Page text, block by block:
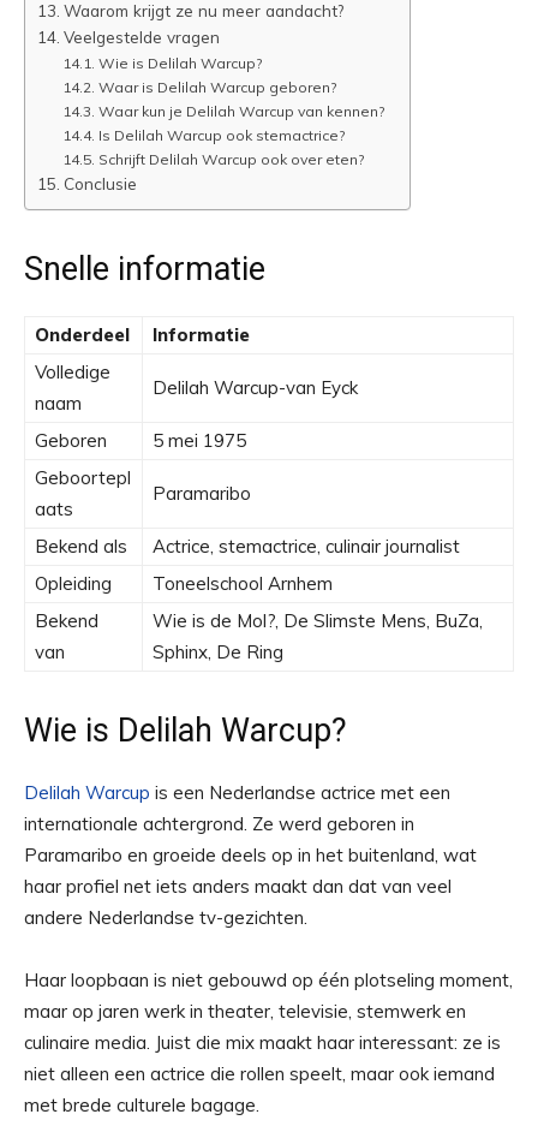
Waarom krijgt ze nu meer aandacht?
Veelgestelde vragen
Wie is Delilah Warcup?
Waar is Delilah Warcup geboren?
Waar kun je Delilah Warcup van kennen?
Is Delilah Warcup ook stemactrice?
Schrijft Delilah Warcup ook over eten?
Conclusie
Snelle informatie
Onderdeel
Informatie
Volledige
naam
Delilah Warcup-van Eyck
Geboren
5 mei 1975
Geboortepl
aats
Paramaribo
Bekend als
Actrice, stemactrice, culinair journalist
Opleiding
Toneelschool Arnhem
Bekend
van
Wie is de Mol?, De Slimste Mens, BuZa,
Sphinx, De Ring
Wie is Delilah Warcup?
Delilah Warcup is een Nederlandse actrice met een
internationale achtergrond. Ze werd geboren in
Paramaribo en groeide deels op in het buitenland, wat
haar profiel net iets anders maakt dan dat van veel
andere Nederlandse tv-gezichten.
Haar loopbaan is niet gebouwd op één plotseling moment,
maar op jaren werk in theater, televisie, stemwerk en
culinaire media. Juist die mix maakt haar interessant: ze is
niet alleen een actrice die rollen speelt, maar ook iemand
met brede culturele bagage.